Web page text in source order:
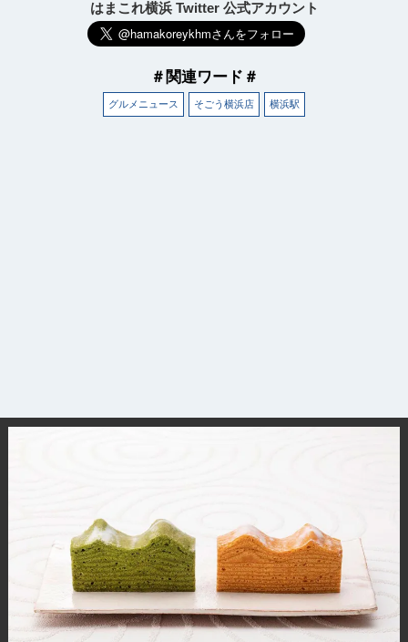
はまこれ横浜 Twitter 公式アカウント
＃関連ワード＃
グルメニュース そごう横浜店 横浜駅